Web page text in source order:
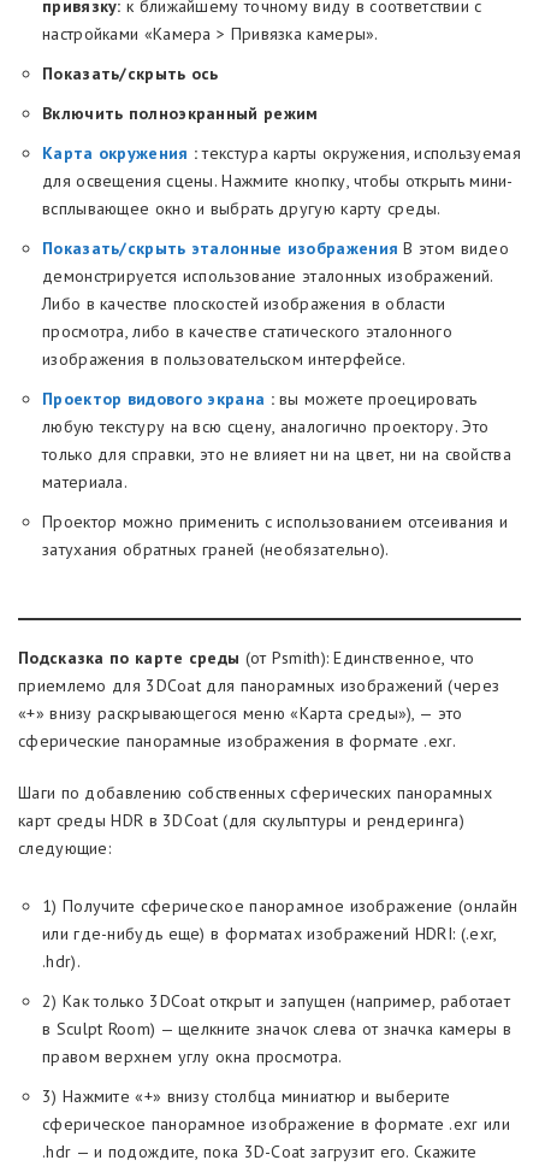
привязку: к ближайшему точному виду в соответствии с
настройками «Камера > Привязка камеры».
Показать/скрыть ось
Включить полноэкранный режим
Карта окружения :текстура карты окружения, используемая
для освещения сцены. Нажмите кнопку, чтобы открыть мини-
всплывающее окно и выбрать другую карту среды.
Показать/скрыть эталонные изображения В этом видео
демонстрируется использование эталонных изображений.
Либо в качестве плоскостей изображения в области
просмотра, либо в качестве статического эталонного
изображения в пользовательском интерфейсе.
Проектор видового экрана :вы можете проецировать
любую текстуру на всю сцену, аналогично проектору. Это
только для справки, это не влияет ни на цвет, ни на свойства
материала.
Проектор можно применить с использованием отсеивания и
затухания обратных граней (необязательно).
Подсказка по карте среды (от Psmith): Единственное, что
приемлемо для 3DCoat для панорамных изображений (через
«+» внизу раскрывающегося меню «Карта среды»), — это
сферические панорамные изображения в формате .exr.
Шаги по добавлению собственных сферических панорамных
карт среды HDR в 3DCoat (для скульптуры и рендеринга)
следующие:
1) Получите сферическое панорамное изображение (онлайн
или где-нибудь еще) в форматах изображений HDRI: (.exr,
.hdr).
2) Как только 3DCoat открыт и запущен (например, работает
в Sculpt Room) — щелкните значок слева от значка камеры в
правом верхнем углу окна просмотра.
3) Нажмите «+» внизу столбца миниатюр и выберите
сферическое панорамное изображение в формате .exr или
.hdr — и подождите, пока 3D-Coat загрузит его. Скажите